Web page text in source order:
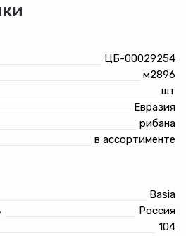
ЦБ-00029254
м2896
шт
Евразия
рибана
в ассортименте
Basia
Россия
104